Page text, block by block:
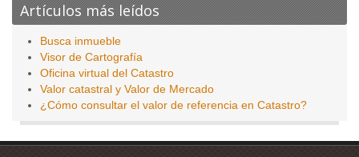
Artículos más leídos
Busca inmueble
Visor de Cartografía
Oficina virtual del Catastro
Valor catastral y Valor de Mercado
¿Cómo consultar el valor de referencia en Catastro?